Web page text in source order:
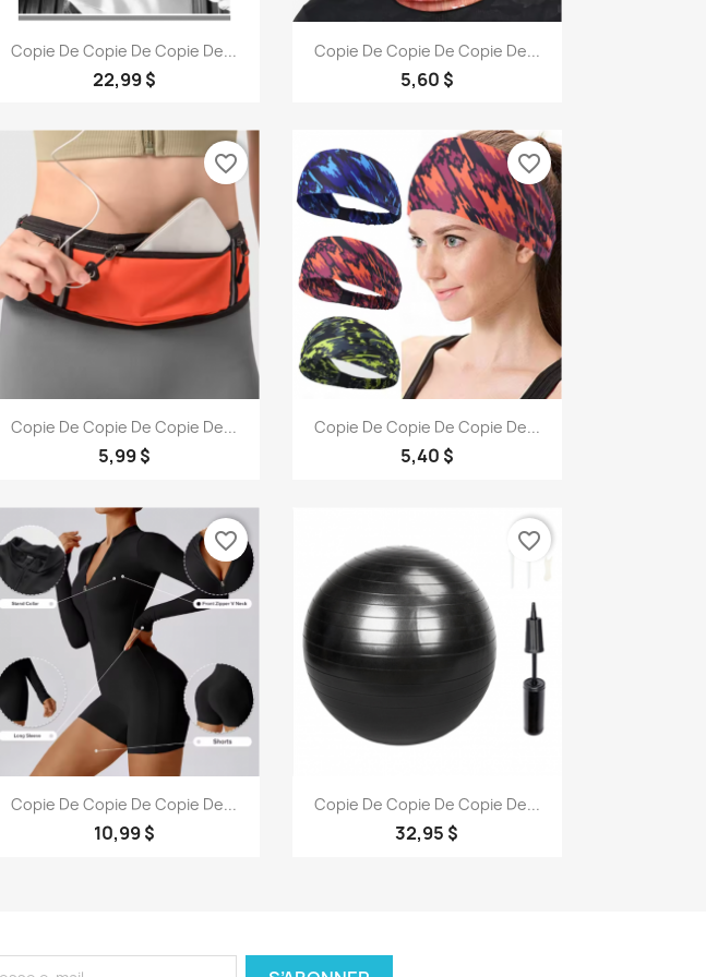
Aperçu rapide
Copie De Copie De Copie De...
22,99 $
Aperçu rapide
Copie De Copie De Copie De...
5,60 $
Aperçu rapide
Copie De Copie De Copie De...
5,99 $
favorite_border
Aperçu rapide
Copie De Copie De Copie De...
5,40 $
favorite_border
Aperçu rapide
Copie De Copie De Copie De...
10,99 $
favorite_border
Aperçu rapide
Copie De Copie De Copie De...
32,95 $
favorite_border